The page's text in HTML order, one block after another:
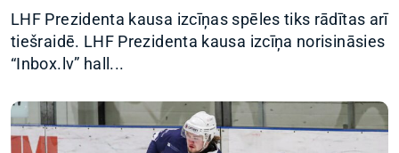
LHF Prezidenta kausa izcīņas spēles tiks rādītas arī
tiešraidē. LHF Prezidenta kausa izcīņa norisināsies
“Inbox.lv” hall...